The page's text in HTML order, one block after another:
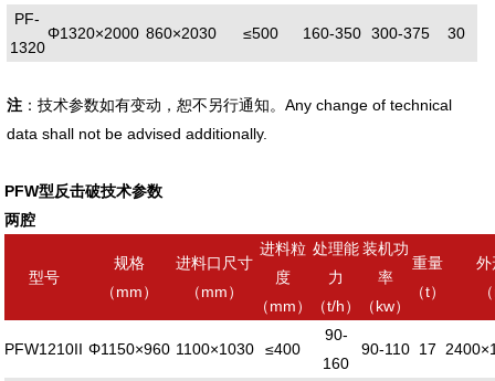
PF-
1320
Φ1320×2000 860×2030 ≤500 160-350 300-375 30
注 ：技术参数如有变动，恕不另行通知。Any change of technical
data shall not be advised additionally.
PFW型反击破技术参数
两腔
型号
规格
（mm）
进料口尺寸
（mm）
进料粒
度
（mm）
处理能
力
（t/h）
装机功
率
（kw）
重量
（t）
外
PFW1210II Φ1150×960 1100×1030 ≤400
90-
160
90-110 17